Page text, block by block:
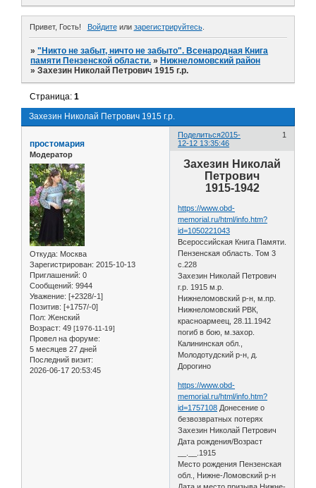
Привет, Гость! Войдитеили зарегистрируйтесь.
»"Никто не забыт, ничто не забыто". Всенародная Книга
памяти Пензенской области. » Нижнеломовский район
»Захезин Николай Петрович 1915 г.р.
Захезин Николай Петрович 1915 г.р.
Страница:1
Поделиться 1
2015-
12-12 13:35:46
простомария
Модератор
Откуда: Москва
Зарегистрирован: 2015-10-13
Приглашений: 0
Сообщений: 9944
Уважение: [+2328/-1]
Позитив: [+1757/-0]
Пол: Женский
Возраст: 49 [1976-11-19]
Провел на форуме:
5 месяцев 27 дней
Последний визит:
2026-06-17 20:53:45
Захезин Николай
Петрович
1915-1942
https://www.obd-
memorial.ru/html/info.htm?
id=1050221043
Всероссийская Книга Памяти.
Пензенская область. Том 3
с.228
Захезин Николай Петрович
г.р. 1915 м.р.
Нижнеломовский р-н, м.пр.
Нижнеломовский РВК,
красноармеец, 28.11.1942
погиб в бою, м.захор.
Калининская обл.,
Молодотудский р-н, д.
Дорогино
https://www.obd-
memorial.ru/html/info.htm?
id=1757108 Донесение о
безвозвратных потерях
Захезин Николай Петрович
Дата рождения/Возраст
__.__.1915
Место рождения Пензенская
обл., Нижне-Ломовский р-н